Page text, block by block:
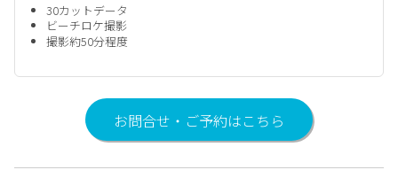
30カットデータ
ビーチロケ撮影
撮影約50分程度
お問合せ・ご予約はこちら